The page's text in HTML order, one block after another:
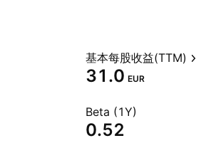
基本每股收益(TTM)
31.0 EUR
Beta (1Y)
0.52